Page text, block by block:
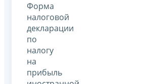
Форма
налоговой
декларации
по
налогу
на
прибыль